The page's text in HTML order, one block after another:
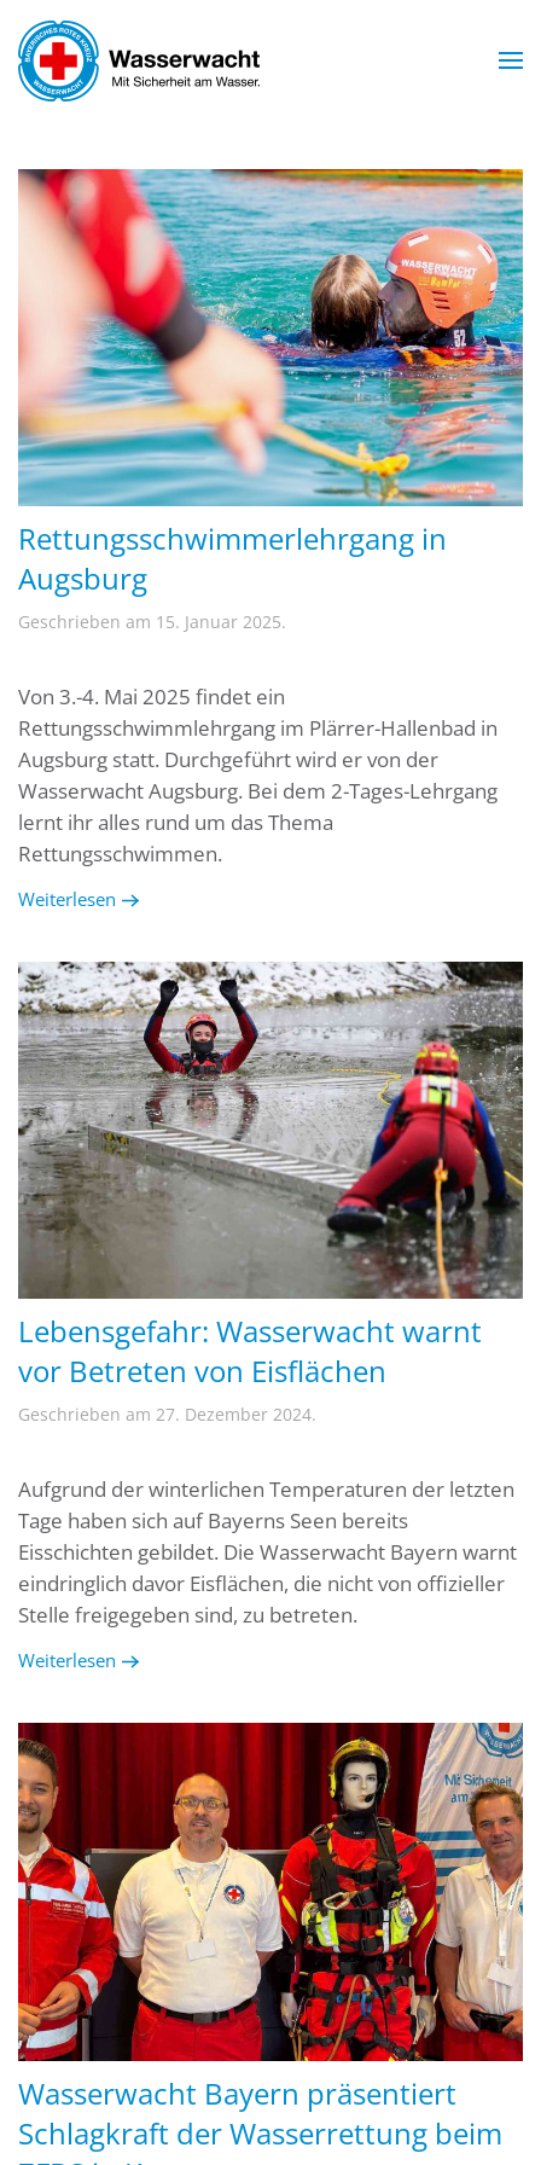
Zum Hauptinhalt springen
Rettungsschwimmerlehrgang in
Augsburg
Geschrieben am 15. Januar 2025.
Von 3.-4. Mai 2025 findet ein
Rettungsschwimmlehrgang im Plärrer-Hallenbad in
Augsburg statt. Durchgeführt wird er von der
Wasserwacht Augsburg. Bei dem 2-Tages-Lehrgang
lernt ihr alles rund um das Thema
Rettungsschwimmen.
Weiterlesen
Lebensgefahr: Wasserwacht warnt
vor Betreten von Eisflächen
Geschrieben am 27. Dezember 2024.
Aufgrund der winterlichen Temperaturen der letzten
Tage haben sich auf Bayerns Seen bereits
Eisschichten gebildet. Die Wasserwacht Bayern warnt
eindringlich davor Eisflächen, die nicht von offizieller
Stelle freigegeben sind, zu betreten.
Weiterlesen
Wasserwacht Bayern präsentiert
Schlagkraft der Wasserrettung beim